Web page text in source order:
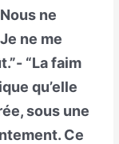
ne
ne me
“La faim
qu’elle
sous une
Ce